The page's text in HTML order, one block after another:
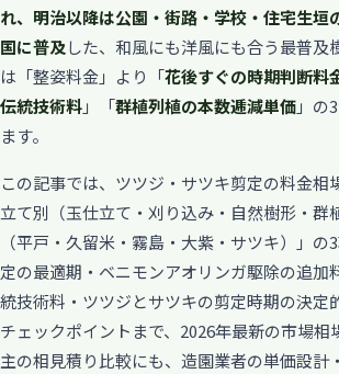
れ、明治以降は公園・街路・学校・住宅生垣
国に普及した、和風にも洋風にも合う最普及
は「整姿料金」より「花後すぐの時期判断料
伝統技術料」「群植列植の本数逓減単価」の
ます。
この記事では、ツツジ・サツキ剪定の料金相
立て別（玉仕立て・刈り込み・自然樹形・群
（平戸・久留米・霧島・大紫・サツキ）」
定の最適期・ベニモンアオリンガ駆除の追加
統技術料・ツツジとサツキの剪定時期の決定
チェックポイントまで、2026年最新の市場相
主の相見積り比較にも、造園業者の単価設計